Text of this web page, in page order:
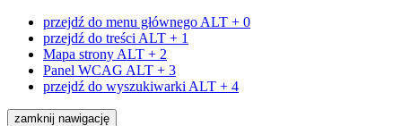
przejdź do menu głównego ALT + 0
przejdź do treści ALT + 1
Mapa strony ALT + 2
Panel WCAG ALT + 3
przejdź do wyszukiwarki ALT + 4
zamknij nawigację